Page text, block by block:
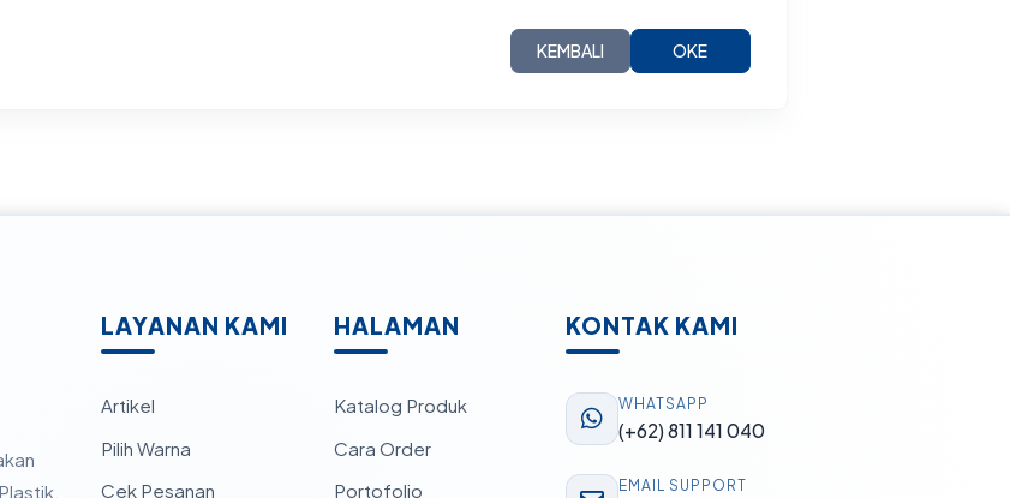
KEMBALI OKE
LAYANAN KAMI
Artikel
Pilih Warna
Cek Pesanan
HALAMAN
Katalog Produk
Cara Order
Portofolio
KONTAK KAMI
WHATSAPP
(+62) 811 141 040
EMAIL SUPPORT